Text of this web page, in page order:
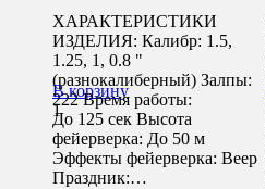
В корзину
1
ХАРАКТЕРИСТИКИ
ИЗДЕЛИЯ: Калибр: 1.5,
1.25, 1, 0.8 "
(разнокалиберный) Залпы:
222 Время работы:
До 125 сек Высота
фейерверка: До 50 м
Эффекты фейерверка: Веер
Праздник:…